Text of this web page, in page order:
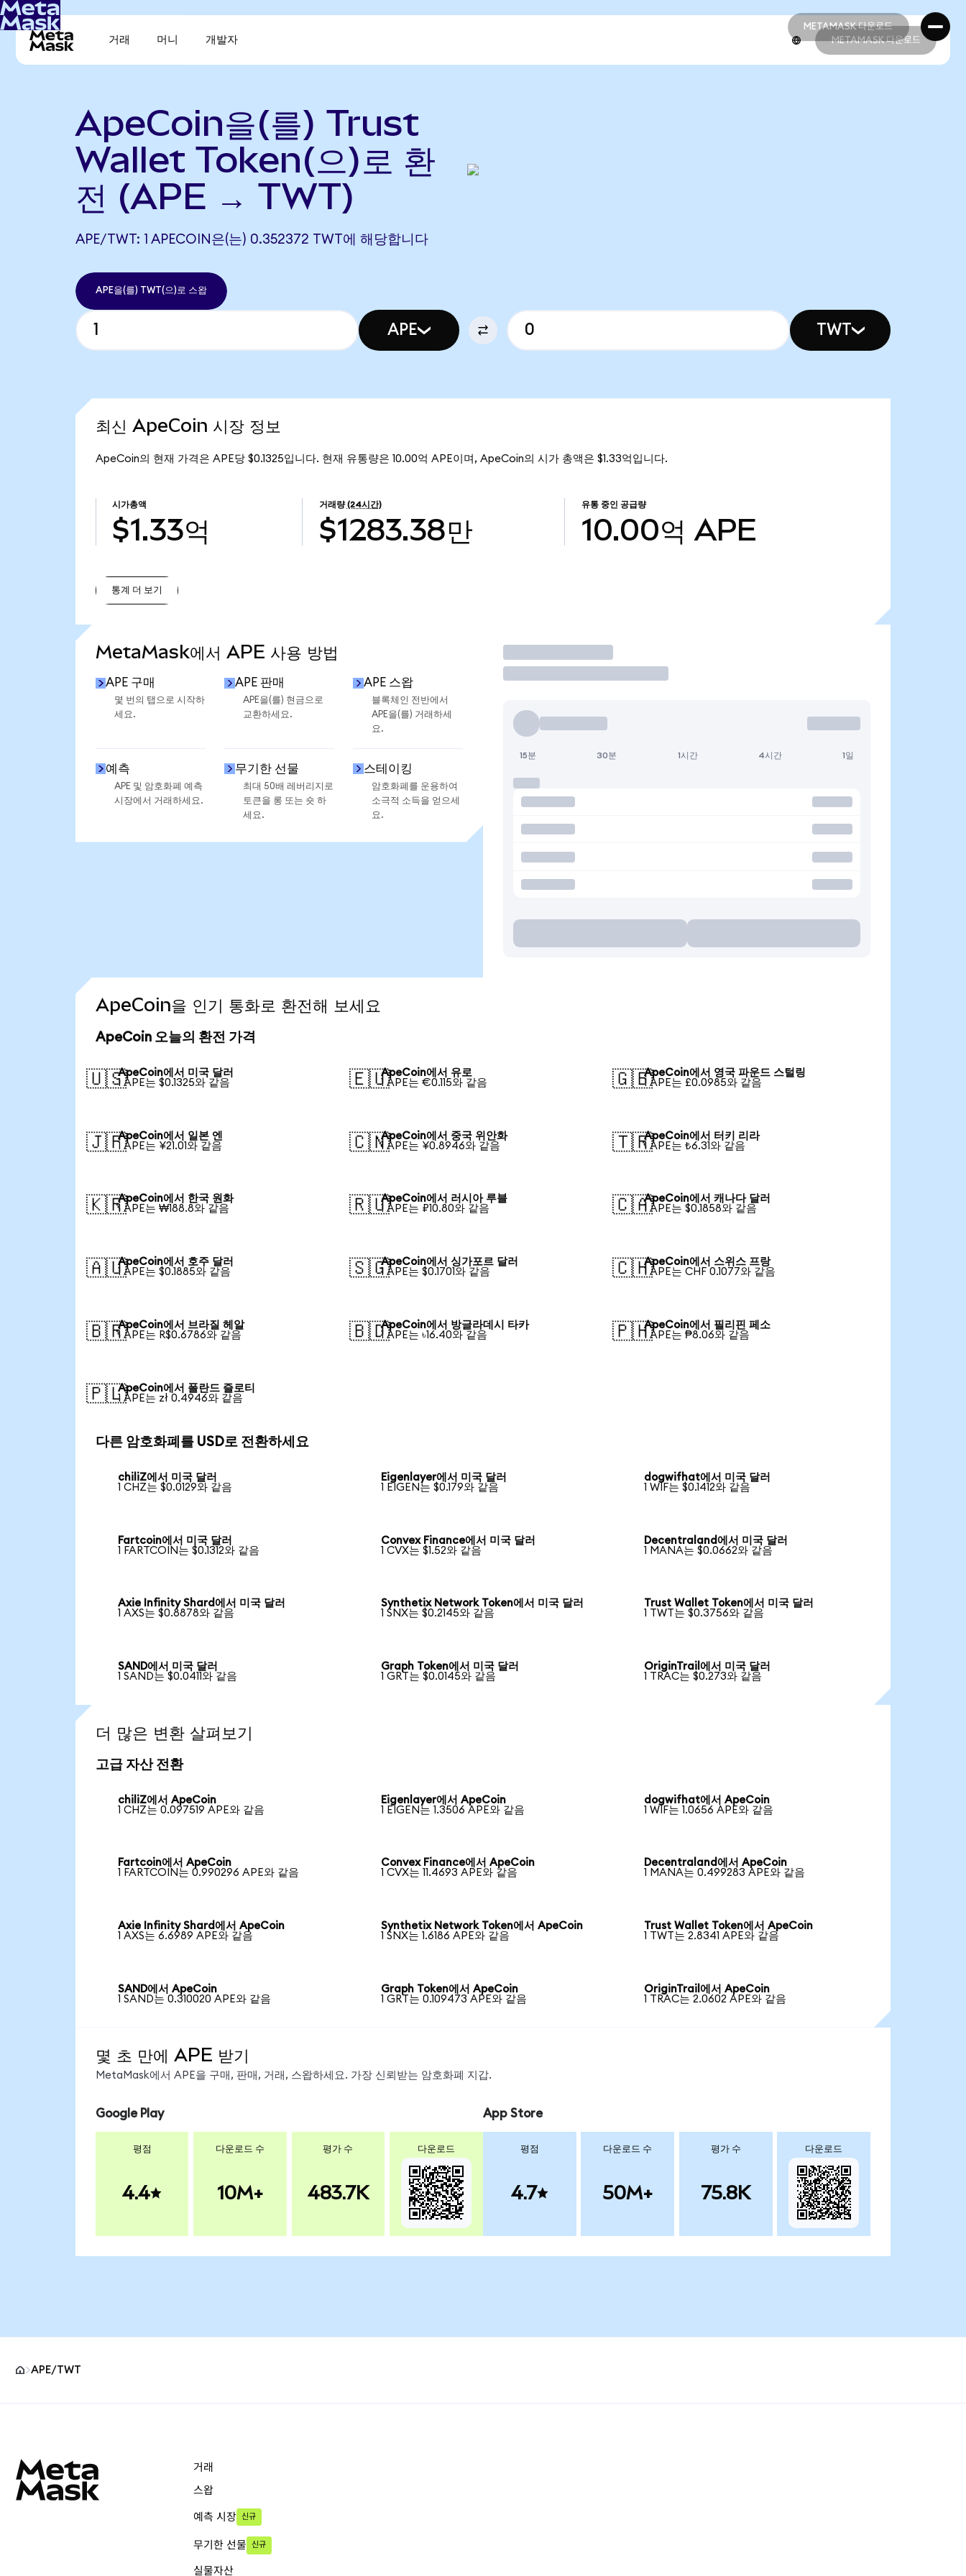
METAMASK 다운로드
METAMASK 다운로드
거래 머니 개발자 METAMASK 다운로드
ApeCoin을(를) Trust
Wallet Token(으)로 환
전 (APE → TWT)
APE/TWT: 1 APECOIN은(는) 0.352372 TWT에 해당합니다
APE을(를) TWT(으)로 스왑
APE TWT
최신 ApeCoin 시장 정보
ApeCoin의 현재 가격은 APE당 $0.1325입니다. 현재 유통량은 10.00억 APE이며, ApeCoin의 시가 총액은 $1.33억입니다.
시가총액
$1.33억
거래량 (24시간)
$1283.38만
유통 중인 공급량
10.00억 APE
통계 더 보기
MetaMask에서 APE 사용 방법
APE 구매
몇 번의 탭으로 시작하
세요.
APE 판매
APE을(를) 현금으로
교환하세요.
APE 스왑
블록체인 전반에서
APE을(를) 거래하세
요.
예측
APE 및 암호화폐 예측
시장에서 거래하세요.
무기한 선물
최대 50배 레버리지로
토큰을 롱 또는 숏 하
세요.
스테이킹
암호화폐를 운용하여
소극적 소득을 얻으세
요.
거래
15분 30분 1시간 4시간 1일
ApeCoin을 인기 통화로 환전해 보세요
ApeCoin 오늘의 환전 가격
🇺🇸ApeCoin에서 미국 달러
1 APE는 $0.1325와 같음
🇪🇺ApeCoin에서 유로
1 APE는 €0.115와 같음
🇬🇧ApeCoin에서 영국 파운드 스털링
1 APE는 £0.0985와 같음
🇯🇵ApeCoin에서 일본 엔
1 APE는 ¥21.01와 같음
🇨🇳ApeCoin에서 중국 위안화
1 APE는 ¥0.8946와 같음
🇹🇷ApeCoin에서 터키 리라
1 APE는 ₺6.31와 같음
🇰🇷ApeCoin에서 한국 원화
1 APE는 ₩188.8와 같음
🇷🇺ApeCoin에서 러시아 루블
1 APE는 ₽10.80와 같음
🇨🇦ApeCoin에서 캐나다 달러
1 APE는 $0.1858와 같음
🇦🇺ApeCoin에서 호주 달러
1 APE는 $0.1885와 같음
🇸🇬ApeCoin에서 싱가포르 달러
1 APE는 $0.1701와 같음
🇨🇭ApeCoin에서 스위스 프랑
1 APE는 CHF 0.1077와 같음
🇧🇷ApeCoin에서 브라질 헤알
1 APE는 R$0.6786와 같음
🇧🇩ApeCoin에서 방글라데시 타카
1 APE는 ৳16.40와 같음
🇵🇭ApeCoin에서 필리핀 페소
1 APE는 ₱8.06와 같음
🇵🇱ApeCoin에서 폴란드 즐로티
1 APE는 zł 0.4946와 같음
다른 암호화폐를 USD로 전환하세요
chiliZ에서 미국 달러
1 CHZ는 $0.0129와 같음
Eigenlayer에서 미국 달러
1 EIGEN는 $0.179와 같음
dogwifhat에서 미국 달러
1 WIF는 $0.1412와 같음
Fartcoin에서 미국 달러
1 FARTCOIN는 $0.1312와 같음
Convex Finance에서 미국 달러
1 CVX는 $1.52와 같음
Decentraland에서 미국 달러
1 MANA는 $0.0662와 같음
Axie Infinity Shard에서 미국 달러
1 AXS는 $0.8878와 같음
Synthetix Network Token에서 미국 달러
1 SNX는 $0.2145와 같음
Trust Wallet Token에서 미국 달러
1 TWT는 $0.3756와 같음
SAND에서 미국 달러
1 SAND는 $0.0411와 같음
Graph Token에서 미국 달러
1 GRT는 $0.0145와 같음
OriginTrail에서 미국 달러
1 TRAC는 $0.273와 같음
더 많은 변환 살펴보기
고급 자산 전환
chiliZ에서 ApeCoin
1 CHZ는 0.097519 APE와 같음
Eigenlayer에서 ApeCoin
1 EIGEN는 1.3506 APE와 같음
dogwifhat에서 ApeCoin
1 WIF는 1.0656 APE와 같음
Fartcoin에서 ApeCoin
1 FARTCOIN는 0.990296 APE와 같음
Convex Finance에서 ApeCoin
1 CVX는 11.4693 APE와 같음
Decentraland에서 ApeCoin
1 MANA는 0.499283 APE와 같음
Axie Infinity Shard에서 ApeCoin
1 AXS는 6.6989 APE와 같음
Synthetix Network Token에서 ApeCoin
1 SNX는 1.6186 APE와 같음
Trust Wallet Token에서 ApeCoin
1 TWT는 2.8341 APE와 같음
SAND에서 ApeCoin
1 SAND는 0.310020 APE와 같음
Graph Token에서 ApeCoin
1 GRT는 0.109473 APE와 같음
OriginTrail에서 ApeCoin
1 TRAC는 2.0602 APE와 같음
몇 초 만에 APE 받기
MetaMask에서 APE을 구매, 판매, 거래, 스왑하세요. 가장 신뢰받는 암호화폐 지갑.
Google Play
평점
4.4
다운로드 수
10M+
평가 수
483.7K
다운로드
App Store
평점
4.7
다운로드 수
50M+
평가 수
75.8K
다운로드
APE/TWT
거래
스왑
예측 시장 신규
무기한 선물 신규
실물자산